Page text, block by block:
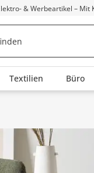
& Werbeartikel – Mit
Textilien Büro